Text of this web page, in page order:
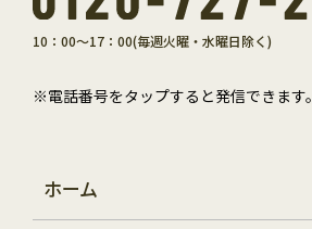
10：00～17：00(毎週火曜・水曜日除く)
※電話番号をタップすると発信できます。
ホーム